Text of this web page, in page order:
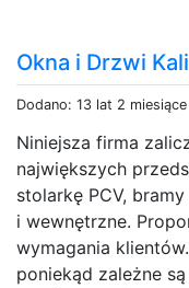
Okna i Drzwi
Dodano: 13 lat 2
Niniejsza firma
największych
stolarkę PCV,
i wewnętrzne.
wymagania
poniekąd zależne